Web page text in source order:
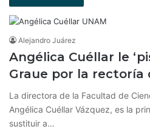
Alejandro Juárez
Angélica Cuéllar le
Graue por la rectoría
La directora de la Facultad de
Angélica Cuéllar Vázquez, es la
sustituir a…